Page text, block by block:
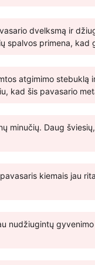
dvelksmą ir
spalvos primena,
atgimimo
kad šis pavasario
minučių. Daug
kiemais jau
nudžiugintų